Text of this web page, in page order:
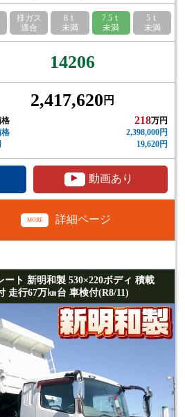
排ガス
適合
8ｔ
未満
7.5ｔ
未満
5ｔ
未満
14206
2,417,620 円
格 218万円
格
2,398,000円
19,620円
▲ 動画あり
MORE 詳細ページ
ト 新明和製 530×220ボディ 積載
走行67万㎞台 車検付(R8/11)